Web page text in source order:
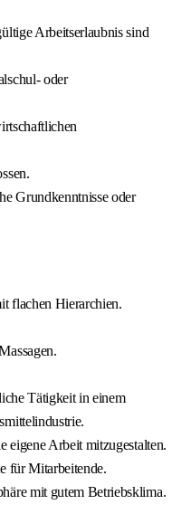
Arbeitserlaubnis sind
oder
Grundkenntnisse oder
flachen Hierarchien.
Tätigkeit in einem
eigene Arbeit mitzugestalten.
für Mitarbeitende.
mit gutem Betriebsklima.